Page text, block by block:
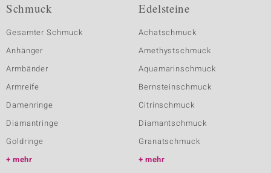
Schmuck
Gesamter Schmuck
Anhänger
Armbänder
Armreife
Damenringe
Diamantringe
Goldringe
mehr
Edelsteine
Achatschmuck
Amethystschmuck
Aquamarinschmuck
Bernsteinschmuck
Citrinschmuck
Diamantschmuck
Granatschmuck
mehr